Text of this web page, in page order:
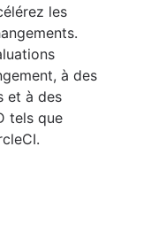
les
à des
et à des
tels que